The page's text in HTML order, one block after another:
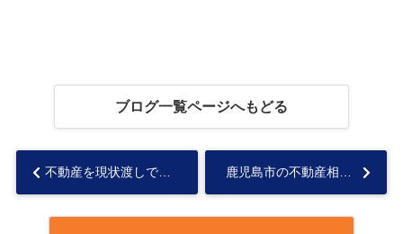
ブログ一覧ページへもどる
不動産を現状渡しで売却する方法！契約不適合責任のリスクを解説... 鹿児島市の不動産相続税評価額とは？計算方法や抑えるポイントも解説...